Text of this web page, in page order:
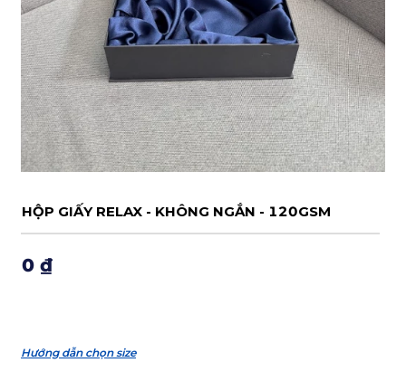
HỘP GIẤY RELAX - KHÔNG NGẮN - 120GSM
0 ₫
Hướng dẫn chọn size